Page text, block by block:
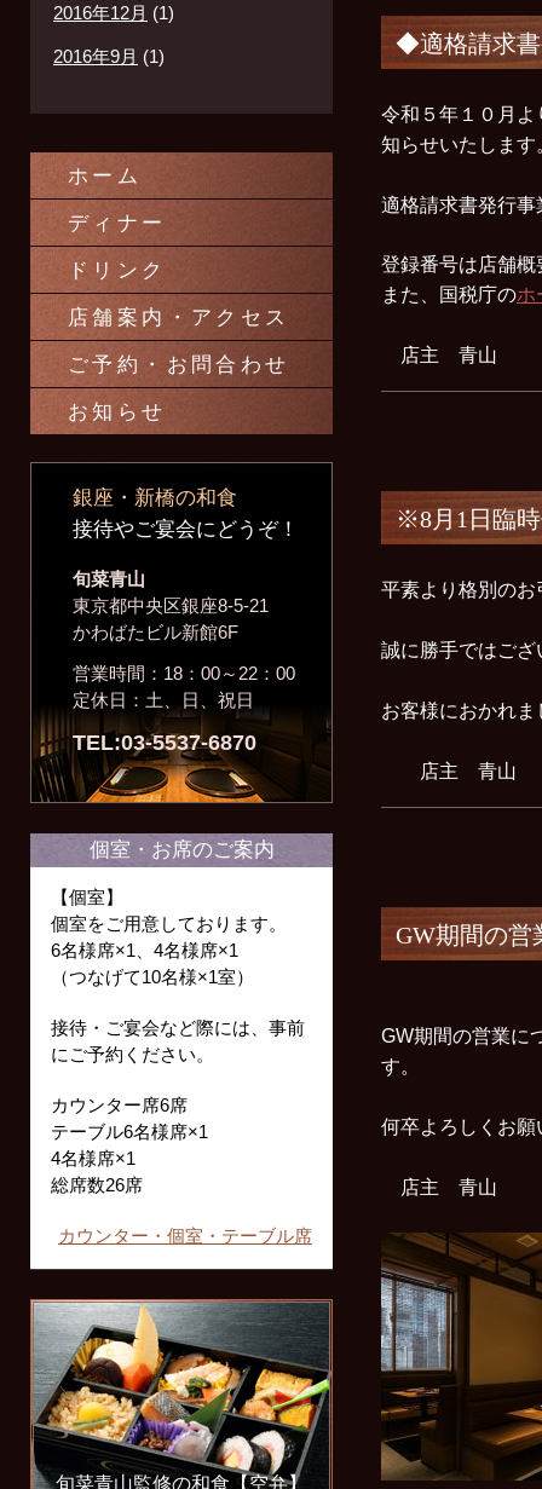
◆適格請求
令和５年１０月
知らせいたします
適格請求書発行
登録番号は店舗
また、国税庁のホ
店主 青山
※8月1日臨
平素より格別の
誠に勝手ではご
お客様におかれ
店主 青山
GW期間の営
GW期間の営業に
す。
何卒よろしく
店主 青山
2016年12月 (1)
2016年9月 (1)
ホーム
ディナー
ドリンク
店舗案内・アクセス
ご予約・お問合わせ
お知らせ
銀座・新橋の和食
接待やご宴会にどうぞ！
旬菜青山
東京都中央区銀座8-5-21
かわばたビル新館6F
営業時間：18：00～22：00
定休日：土、日、祝日
TEL:03-5537-6870
個室・お席のご案内
【個室】
個室をご用意しております。
6名様席×1、4名様席×1
（つなげて10名様×1室）
接待・ご宴会など際には、事前
にご予約ください。
カウンター席6席
テーブル6名様席×1
4名様席×1
総席数26席
カウンター・個室・テーブル席
旬菜青山監修の和食【空弁】